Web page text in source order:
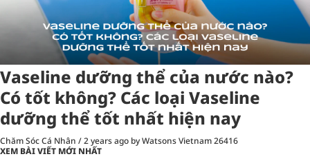
Vaseline dưỡng thể của nước nào?
Có tốt không? Các loại Vaseline
dưỡng thể tốt nhất hiện nay
Chăm Sóc Cá Nhân /2 years ago by Watsons Vietnam26416
XEM BÀI VIẾT MỚI NHẤT